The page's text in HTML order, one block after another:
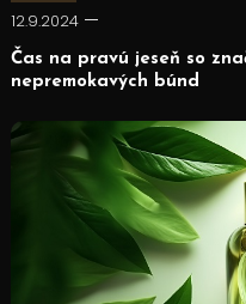
12.9.2024
Čas na pravú jeseň so
nepremokavých búnd